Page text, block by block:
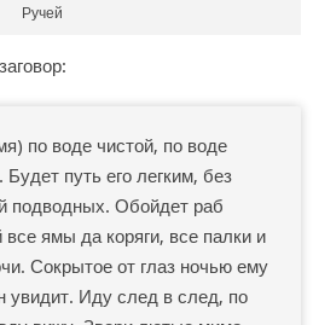
Ручей
по воде чистой, по воде
путь его легким, без
подводных. Обойдет раб
ямы да коряги, все палки и
Сокрытое от глаз ночью ему
увидит. Иду след в след, по